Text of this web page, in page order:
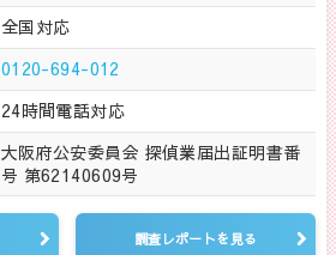
全国対応
0120-694-012
24時間電話対応
大阪府公安委員会 探偵業届出証明書番
号 第62140609号
調査レポートを見る